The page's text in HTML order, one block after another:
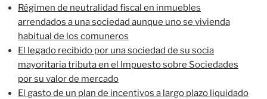
Régimen de neutralidad fiscal en inmuebles
arrendados a una sociedad aunque uno se vivienda
habitual de los comuneros
El legado recibido por una sociedad de su socia
mayoritaria tributa en el Impuesto sobre Sociedades
por su valor de mercado
El gasto de un plan de incentivos a largo plazo liquidado